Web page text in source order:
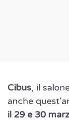
Cibus, il
anche
il 29 e 30